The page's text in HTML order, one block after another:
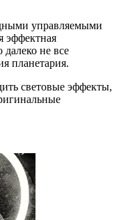
управляемыми
эффектная
не все
планетария.
световые эффекты,